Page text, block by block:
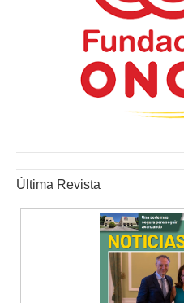
Última Revista